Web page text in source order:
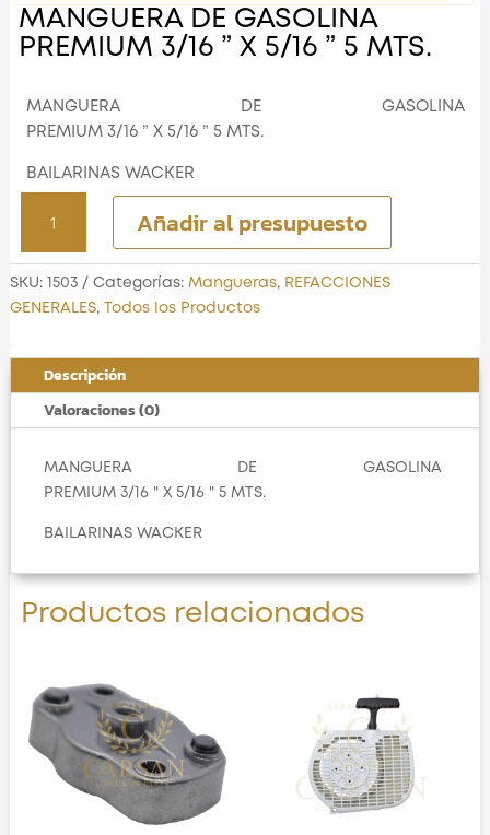
MANGUERA DE GASOLINA
PREMIUM 3/16 ” X 5/16 ” 5 MTS.
MANGUERA DE GASOLINA
PREMIUM 3/16 ” X 5/16 ” 5 MTS.
BAILARINAS WACKER
MANGUERA DE GASOLINA
PREMIUM 3/16 " X 5/16 " 5 MTS.
cantidad
Añadir al presupuesto
SKU: 1503 Categorías: Mangueras, REFACCIONES
GENERALES, Todos los Productos
Descripción
Valoraciones (0)
MANGUERA DE GASOLINA
PREMIUM 3/16 " X 5/16 " 5 MTS.
BAILARINAS WACKER
Productos relacionados